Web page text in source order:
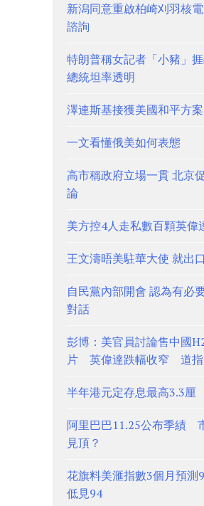
新潟同意重啟柏崎刈羽核
諮詢
特朗普稱女記者「小豬」
總統坦率透明
澤連斯基接獲美國和平方
一文看懂俄美如何表態
高市稱政府立場一貫 北京
論
美方控4人走私數百顆英偉
王文濤晤美駐華大使 就出
自民黨內部開會 認為有必
對話
彭博：美官員討論售中國
片 英偉達跌幅收窄 道指
半年港元定存息最高3.3
阿里巴巴11.25公布季績
見頂？
花旗料美滙指數3個月預測
低見94